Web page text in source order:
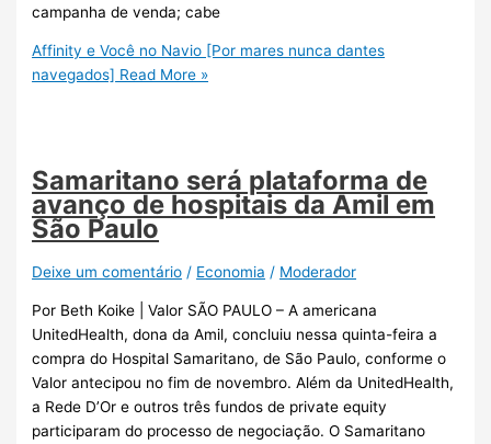
campanha de venda; cabe
Affinity e Você no Navio [Por mares nunca dantes
navegados] Read More »
Samaritano será plataforma de
avanço de hospitais da Amil em
São Paulo
Deixe um comentário / Economia / Moderador
Por Beth Koike | Valor SÃO PAULO – A americana
UnitedHealth, dona da Amil, concluiu nessa quinta-feira a
compra do Hospital Samaritano, de São Paulo, conforme o
Valor antecipou no fim de novembro. Além da UnitedHealth,
a Rede D’Or e outros três fundos de private equity
participaram do processo de negociação. O Samaritano